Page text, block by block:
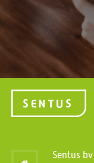
Sentus bv